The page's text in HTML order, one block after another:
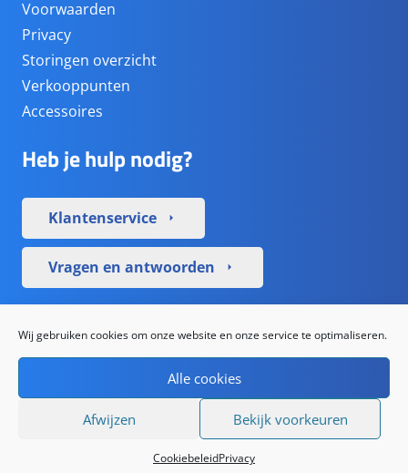
Wij gebruiken cookies om onze website en onze service te optimaliseren.
Alle cookies
Afwijzen Bekijk voorkeuren
CookiebeleidPrivacy
Voorwaarden
Privacy
Storingen overzicht
Verkooppunten
Accessoires
Heb je hulp nodig?
Klantenservice arrow_right
Vragen en antwoorden arrow_right
Sociale media
De waardering van www.simpc.nl bijWebwinkelKeur